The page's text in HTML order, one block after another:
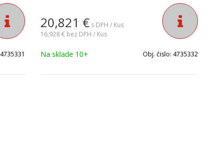
4735331
20,821 € s DPH / Kus
16,928 € bez DPH / Kus
Na sklade 10+ Obj. čislo: 4735332